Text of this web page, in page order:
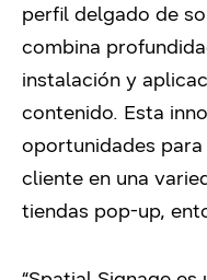
perfil delgado de
combina
instalación y
contenido. Esta
oportunidades
cliente en una
tiendas pop-up,